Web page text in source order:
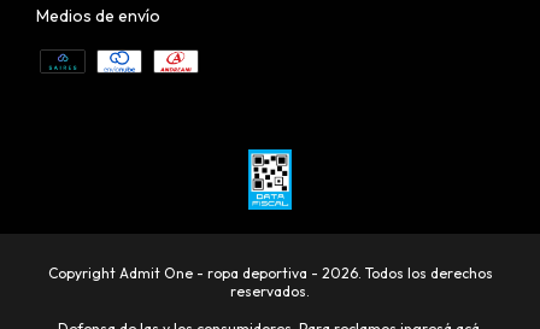
Medios de envío
Copyright Admit One - ropa deportiva - 2026. Todos los derechos
reservados.